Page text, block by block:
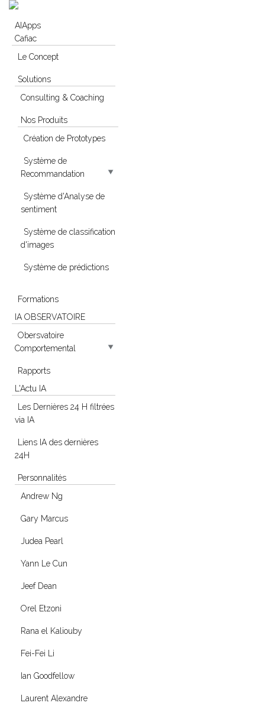
Skip to navigation
Aller au contenu principal
AIApps
Cafiac
Le Concept
Solutions
Consulting & Coaching
Nos Produits
Création de Prototypes
Système de
Recommandation
Système d'Analyse de
sentiment
Système de classification
d'images
Système de prédictions
Formations
IA OBSERVATOIRE
Obersvatoire
Comportemental
Rapports
L'Actu IA
Les Dernières 24 H filtrées
via IA
Liens IA des dernières
24H
Personnalités
Andrew Ng
Gary Marcus
Judea Pearl
Yann Le Cun
Jeef Dean
Orel Etzoni
Rana el Kaliouby
Fei-Fei Li
Ian Goodfellow
Laurent Alexandre